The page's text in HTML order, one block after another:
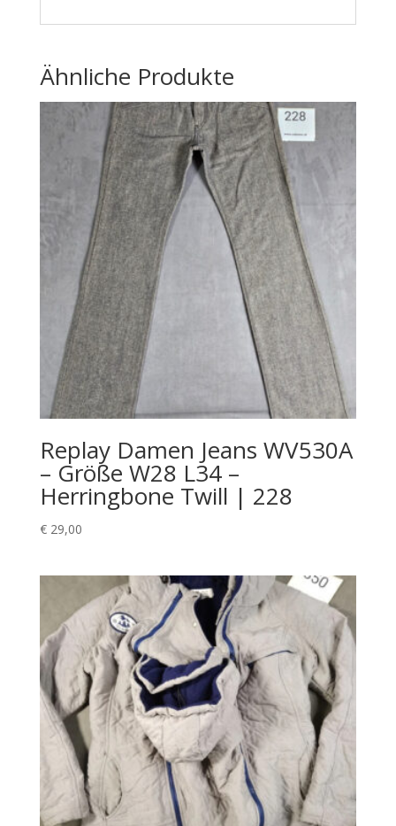
Ähnliche Produkte
Replay Damen Jeans WV530A
– Größe W28 L34 –
Herringbone Twill | 228
€29,00